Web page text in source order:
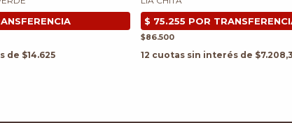
de $14.625
$86.500
12 cuotas sin interés de